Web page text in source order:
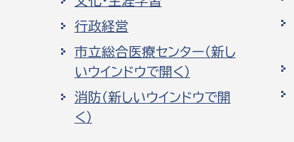
行政経営
市立総合医療センター（新し
いウインドウで開く）
消防（新しいウインドウで開
く）